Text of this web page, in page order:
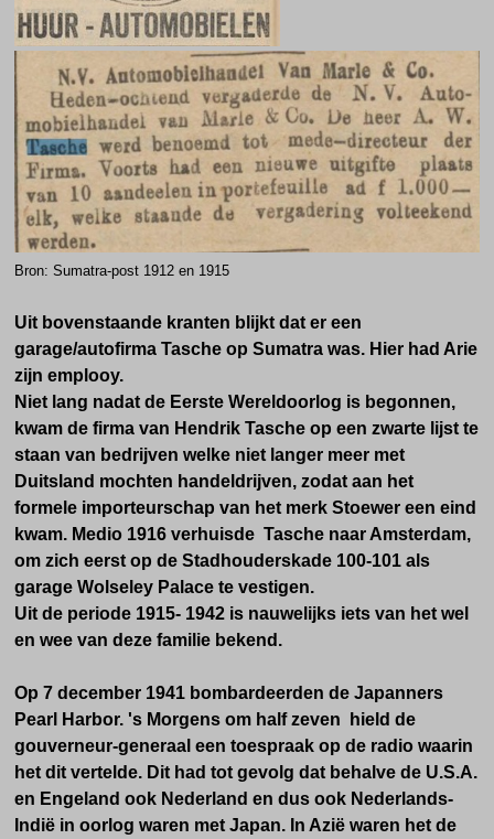
Bron: Sumatra-post 1912 en 1915
Uit bovenstaande kranten blijkt dat er een
garage/autofirma Tasche op Sumatra was. Hier had Arie
zijn emplooy.
Niet lang nadat de Eerste Wereldoorlog is begonnen,
kwam de firma van Hendrik Tasche op een zwarte lijst te
staan van bedrijven welke niet langer meer met
Duitsland mochten handeldrijven, zodat aan het
formele importeurschap van het merk Stoewer een eind
kwam. Medio 1916 verhuisde Tasche naar Amsterdam,
om zich eerst op de Stadhouderskade 100-101 als
garage Wolseley Palace te vestigen.
Uit de periode 1915- 1942 is nauwelijks iets van het wel
en wee van deze familie bekend.
Op 7 december 1941 bombardeerden de Japanners
Pearl Harbor. 's Morgens om half zeven hield de
gouverneur-generaal een toespraak op de radio waarin
het dit vertelde. Dit had tot gevolg dat behalve de U.S.A.
en Engeland ook Nederland en dus ook Nederlands-
Indië in oorlog waren met Japan. In Azië waren het de